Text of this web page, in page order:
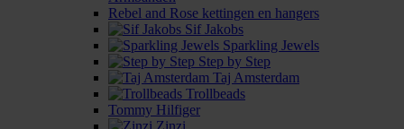
Rebel and Rose kettingen en hangers
Sif Jakobs
Sparkling Jewels
Step by Step
Taj Amsterdam
Trollbeads
Tommy Hilfiger
Zinzi